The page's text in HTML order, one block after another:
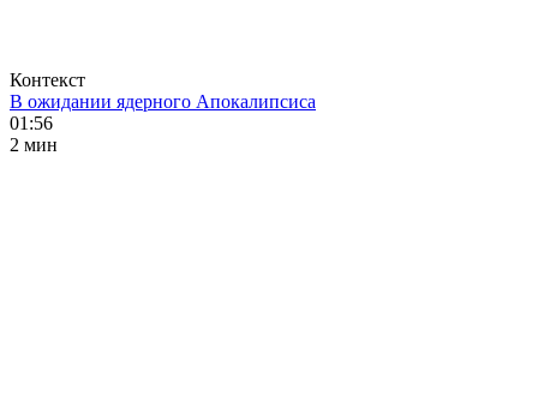
Контекст
В ожидании ядерного Апокалипсиса
01:56
2 мин